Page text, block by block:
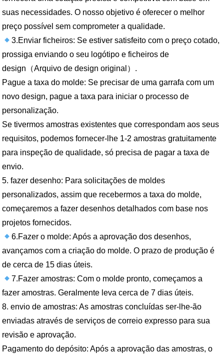
suas necessidades. O nosso objetivo é oferecer o melhor
preço possível sem comprometer a qualidade.
3.Enviar ficheiros: Se estiver satisfeito com o preço cotado,
prossiga enviando o seu logótipo e ficheiros de
design（Arquivo de design original）.
Pague a taxa do molde: Se precisar de uma garrafa com um
novo design, pague a taxa para iniciar o processo de
personalização.
Se tivermos amostras existentes que correspondam aos seus
requisitos, podemos fornecer-lhe 1-2 amostras gratuitamente
para inspeção de qualidade, só precisa de pagar a taxa de
envio.
5. fazer desenho: Para solicitações de moldes
personalizados, assim que recebermos a taxa do molde,
começaremos a fazer desenhos detalhados com base nos
projetos fornecidos.
6.Fazer o molde: Após a aprovação dos desenhos,
avançamos com a criação do molde. O prazo de produção é
de cerca de 15 dias úteis.
7.Fazer amostras: Com o molde pronto, começamos a
fazer amostras. Geralmente leva cerca de 7 dias úteis.
8. envio de amostras: As amostras concluídas ser-lhe-ão
enviadas através de serviços de correio expresso para sua
revisão e aprovação.
Pagamento do depósito: Após a aprovação das amostras, o